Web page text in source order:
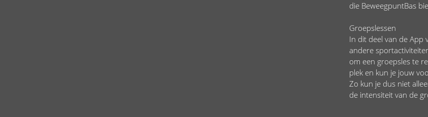
die BeweegpuntBas
Groepslessen
In dit deel van de App
andere
om een groepsles te
plek en kun je jouw
Zo kun je dus niet
de intensiteit van de